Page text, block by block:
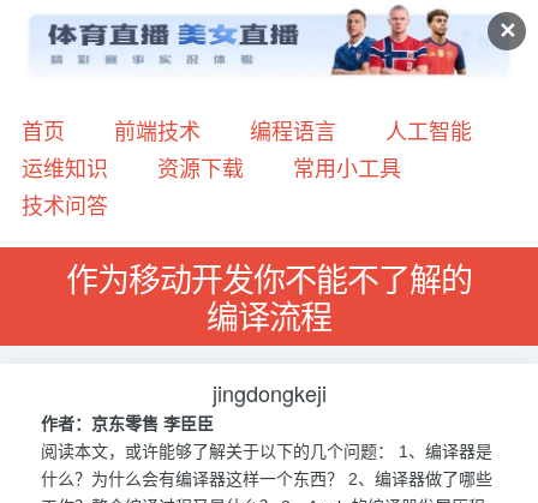
✕
首页 前端技术 编程语言
人工智能
运维知识
资源下载
常用小工具
技术问答
作为移动开发你不能不了解的
编译流程
jingdongkeji
作者：京东零售 李臣臣
阅读本文，或许能够了解关于以下的几个问题： 1、编译器是
什么？为什么会有编译器这样一个东西？ 2、编译器做了哪些